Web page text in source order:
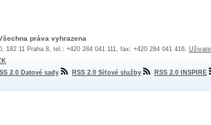
práva vyhrazena
182 11 Praha 8, tel.: +420 284 041 111, fax: +420 284 041 416,
2.0 Datové sady RSS 2.0 Síťové služby RSS 2.0 INSPIRE